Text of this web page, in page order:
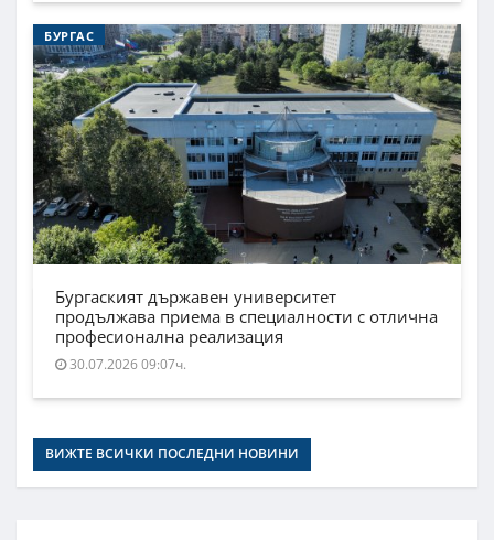
БУРГАС
Бургаският държавен университет
продължава приема в специалности с отлична
професионална реализация
30.07.2026 09:07ч.
ВИЖТЕ ВСИЧКИ ПОСЛЕДНИ НОВИНИ